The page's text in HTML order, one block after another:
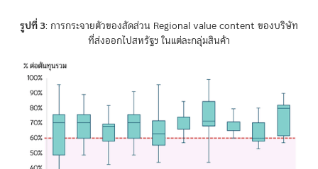
รูปที่ 3: การกระจายตัวของสัดส่วน Regional value content ของบริษัท
ที่ส่งออกไปสหรัฐฯ ในแต่ละกลุ่มสินค้า